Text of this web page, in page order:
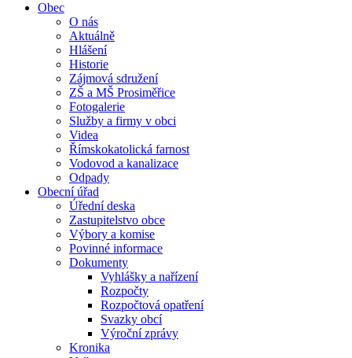
Obec
O nás
Aktuálně
Hlášení
Historie
Zájmová sdružení
ZŠ a MŠ Prosiměřice
Fotogalerie
Služby a firmy v obci
Videa
Římskokatolická farnost
Vodovod a kanalizace
Odpady
Obecní úřad
Úřední deska
Zastupitelstvo obce
Výbory a komise
Povinné informace
Dokumenty
Vyhlášky a nařízení
Rozpočty
Rozpočtová opatření
Svazky obcí
Výroční zprávy
Kronika